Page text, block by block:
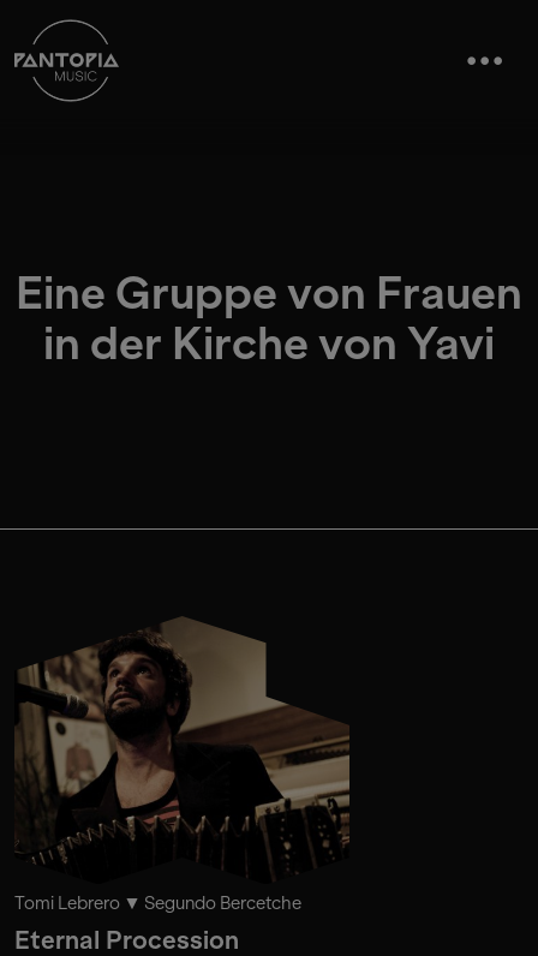
Eine Gruppe von Frauen
in der Kirche von Yavi
Tomi Lebrero Segundo Bercetche
Eternal Procession